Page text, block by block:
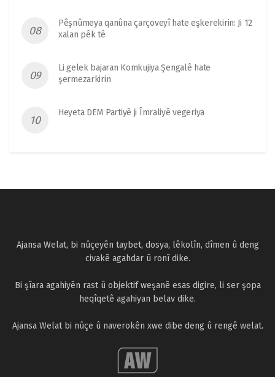
Pêşnûmeya qanûna çarçoveyî hate eşkerekirin: Ji 12
xalan pêk tê
Li gelek bajaran Komkujiya Şengalê hate
şermezarkirin
Heyeta DEM Partiyê ji Îmraliyê vegeriya
Ajansa Welat, bi nûçeyên taybet, dosya, lêkolîn, dîmen û deng
civakê agahdar û ronî dike.
Bi şîara agahiyên rast û objektif weşanê esas digire, li ser şopa
heqîqetê agahiyan belav dike.
Ajansa Welat bi nûçe û naverokên xwe dibe deng û rengê welat.